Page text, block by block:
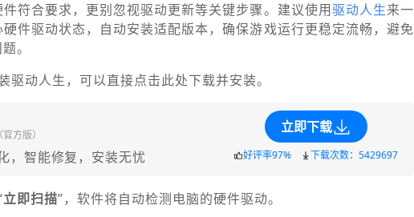
符合要求，更别忽视驱动更新等关键步骤。建议使用驱动人生来一
件驱动状态，自动安装适配版本，确保游戏运行更稳定流畅，避免
。
驱动人生，可以直接点击此处下载并安装。
（官方版）
，智能修复，安装无忧
立即下载
好评率97% 下载次数：5429697
立即扫描”，软件将自动检测电脑的硬件驱动。